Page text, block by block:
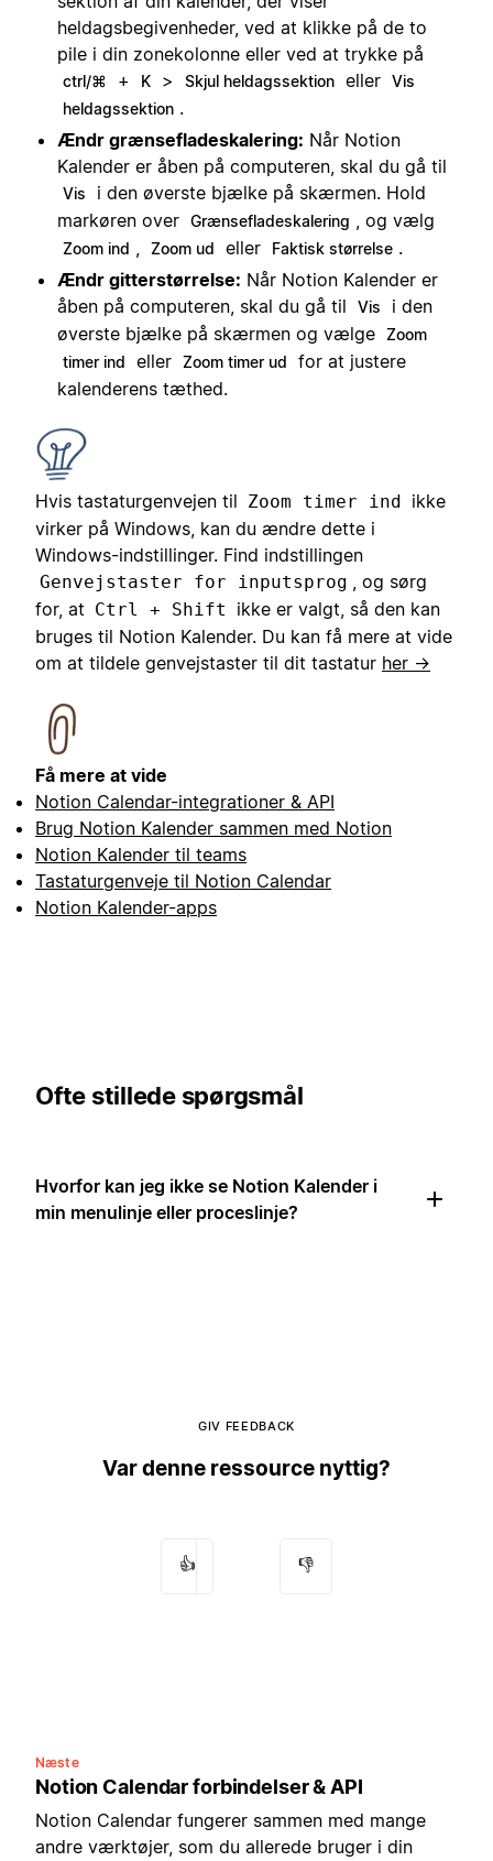
heldagsbegivenheder, ved at klikke på de to
pile i din zonekolonne eller ved at trykke på
ctrl/⌘ + K > Skjul heldagssektion eller Vis
heldagssektion .
Ændr grænsefladeskalering: Når Notion
Kalender er åben på computeren, skal du gå til
Vis
i den øverste bjælke på skærmen. Hold
markøren over Grænsefladeskalering , og vælg
Zoom ind , Zoom ud eller Faktisk størrelse .
Ændr gitterstørrelse: Når Notion Kalender er
åben på computeren, skal du gå til
Vis
i den
øverste bjælke på skærmen og vælge Zoom
timer ind
eller Zoom timer ud
for at justere
kalenderens tæthed.
Hvis tastaturgenvejen til Zoom timer ind ikke
virker på Windows, kan du ændre dette i
Windows-indstillinger. Find indstillingen
Genvejstaster for inputsprog , og sørg
for, at Ctrl + Shift
ikke er valgt, så den kan
bruges til Notion Kalender. Du kan få mere at vide
om at tildele genvejstaster til dit tastatur her →
Få mere at vide
Notion Calendar-integrationer & API
Brug Notion Kalender sammen med Notion
Notion Kalender til teams
Tastaturgenveje til Notion Calendar
Notion Kalender-apps
Ofte stillede spørgsmål
Hvorfor kan jeg ikke se Notion Kalender i
min menulinje eller proceslinje?
GIV FEEDBACK
Var denne ressource nyttig?
👍 👎
Næste
Notion Calendar forbindelser & API
Notion Calendar fungerer sammen med mange
andre værktøjer, som du allerede bruger i din